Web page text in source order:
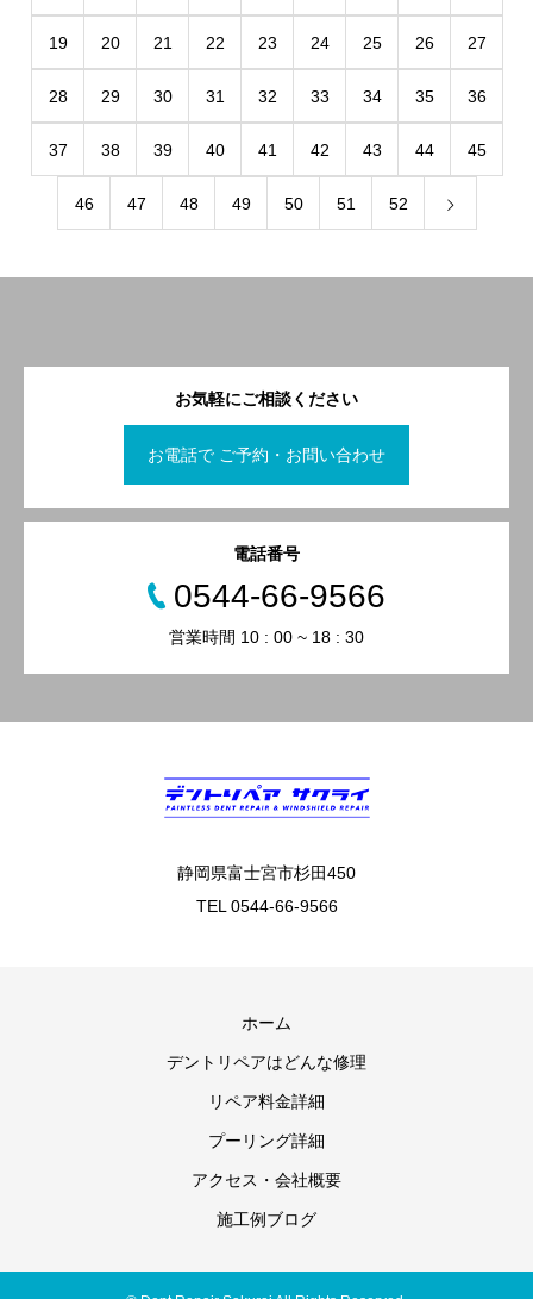
19 20 21 22 23 24 25 26 27
28 29 30 31 32 33 34 35 36
37 38 39 40 41 42 43 44 45
46 47 48 49 50 51 52
お気軽にご相談ください
お電話で ご予約・お問い合わせ
電話番号
0544-66-9566
営業時間 10 : 00 ~ 18 : 30
静岡県富士宮市杉田450
TEL 0544-66-9566
ホーム
デントリペアはどんな修理
リペア料金詳細
プーリング詳細
アクセス・会社概要
施工例ブログ